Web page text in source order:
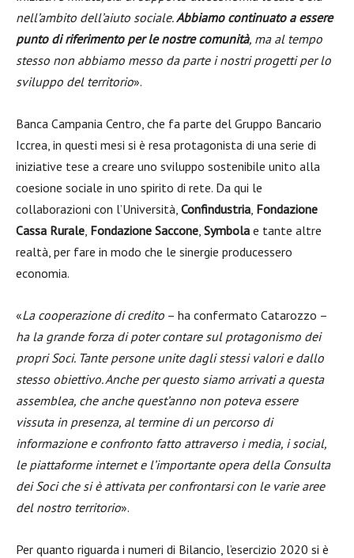
nell’ambito dell’aiuto sociale.Abbiamo continuato a essere
punto di riferimento per le nostre comunità, ma al tempo
stesso non abbiamo messo da parte i nostri progetti per lo
sviluppo del territorio».
Banca Campania Centro, che fa parte del Gruppo Bancario
Iccrea, in questi mesi si è resa protagonista di una serie di
iniziative tese a creare uno sviluppo sostenibile unito alla
coesione sociale in uno spirito di rete. Da qui le
collaborazioni con l’Università, Confindustria, Fondazione
Cassa Rurale, Fondazione Saccone, Symbola e tante altre
realtà, per fare in modo che le sinergie producessero
economia.
«La cooperazione di credito – ha confermato Catarozzo –
ha la grande forza di poter contare sul protagonismo dei
propri Soci. Tante persone unite dagli stessi valori e dallo
stesso obiettivo. Anche per questo siamo arrivati a questa
assemblea, che anche quest’anno non poteva essere
vissuta in presenza, al termine di un percorso di
informazione e confronto fatto attraverso i media, i social,
le piattaforme internet e l’importante opera della Consulta
dei Soci che si è attivata per confrontarsi con le varie aree
del nostro territorio».
Per quanto riguarda i numeri di Bilancio, l’esercizio 2020 si è